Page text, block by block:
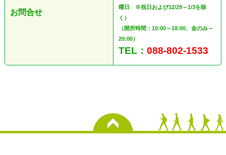
お問合せ
曜日 ※祝日および12/29～1/3を除
く）
（開所時間：10:00～18:00、金のみ～
20:00）
TEL： 088-802-1533